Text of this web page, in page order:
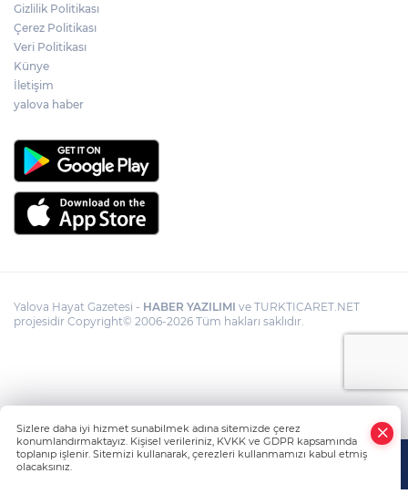
Gizlilik Politikası
Çerez Politikası
Veri Politikası
Künye
İletişim
yalova haber
Yalova Hayat Gazetesi - HABER YAZILIMI ve TURKTICARET.NET
projesidir Copyright© 2006-2026 Tüm hakları saklıdır.
Sizlere daha iyi hizmet sunabilmek adına sitemizde çerez
konumlandırmaktayız. Kişisel verileriniz, KVKK ve GDPR kapsamında
toplanıp işlenir. Sitemizi kullanarak, çerezleri kullanmamızı kabul etmiş
olacaksınız.